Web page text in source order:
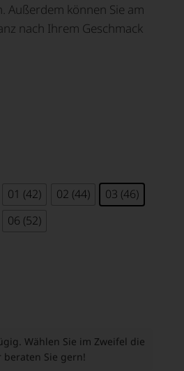
Außerdem können Sie am
nach Ihrem Geschmack
01 (42) 02 (44)
03 (46)
06 (52)
Wählen Sie im Zweifel die
beraten Sie gern!